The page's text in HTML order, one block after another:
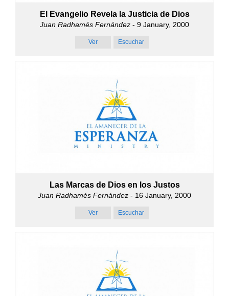
El Evangelio Revela la Justicia de Dios
Juan Radhamés Fernández - 9 January, 2000
Ver Escuchar
Las Marcas de Dios en los Justos
Juan Radhamés Fernández - 16 January, 2000
Ver Escuchar